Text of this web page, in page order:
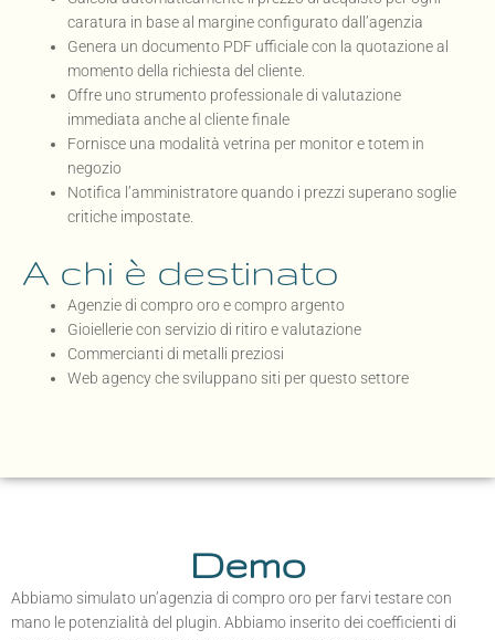
caratura in base al margine configurato dall’agenzia
Genera un documento PDF ufficiale con la quotazione al
momento della richiesta del cliente.
Offre uno strumento professionale di valutazione
immediata anche al cliente finale
Fornisce una modalità vetrina per monitor e totem in
negozio
Notifica l’amministratore quando i prezzi superano soglie
critiche impostate.
A chi è destinato
Agenzie di compro oro e compro argento
Gioiellerie con servizio di ritiro e valutazione
Commercianti di metalli preziosi
Web agency che sviluppano siti per questo settore
Demo
Abbiamo simulato un’agenzia di compro oro per farvi testare con
mano le potenzialità del plugin. Abbiamo inserito dei coefficienti di